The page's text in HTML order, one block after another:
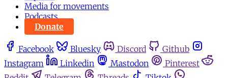
Media for movements
Podcasts
Donate
Facebook Bluesky Discord
Github
Instagram
Linkedin Mastodon
Pinterest